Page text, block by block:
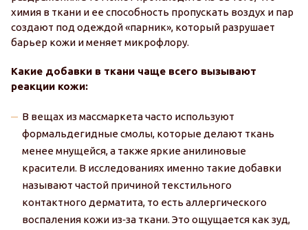
химия в ткани и ее способность пропускать воздух и пар
создают под одеждой «парник», который разрушает
барьер кожи и меняет микрофлору.
Какие добавки в ткани чаще всего вызывают
реакции кожи:
В вещах из массмаркета часто используют
формальдегидные смолы, которые делают ткань
менее мнущейся, а также яркие анилиновые
красители. В исследованиях именно такие добавки
называют частой причиной текстильного
контактного дерматита, то есть аллергического
воспаления кожи из‑за ткани. Это ощущается как зуд,